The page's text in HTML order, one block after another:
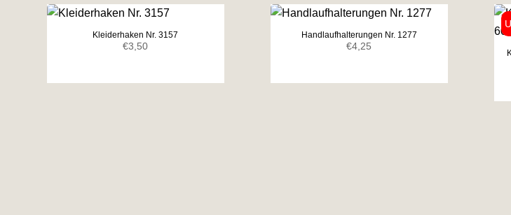
Kleiderhaken Nr. 3157
€3,50
Handlaufhalterungen Nr. 1277
€4,25